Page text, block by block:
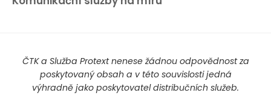
ČTK a Služba Protext nenese žádnou odpovědnost za
poskytovaný obsah a v této souvislosti jedná
výhradně jako poskytovatel distribučních služeb.